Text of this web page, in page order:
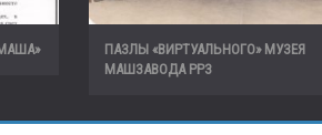
ПАЗЛЫ «ВИРТУАЛЬНОГО» МУЗЕЯ
МАШЗАВОДА РРЗ